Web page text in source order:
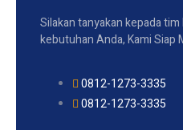
Silakan tanyakan kepada
kebutuhan Anda, Kami Siap
0812-1273-3335
0812-1273-3335